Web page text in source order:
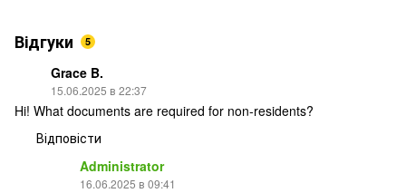
Відгуки 5
Grace B.
15.06.2025 в 22:37
Hi! What documents are required for non-residents?
Відповісти
Administrator
16.06.2025 в 09:41